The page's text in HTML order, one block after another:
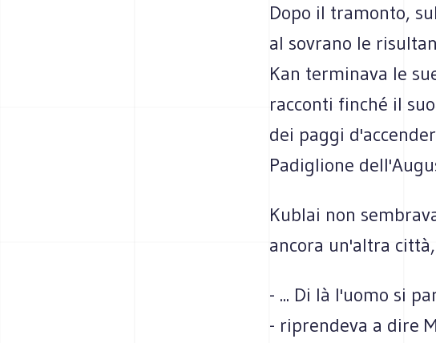
Dopo il tramonto,
al sovrano le
Kan terminava le
racconti finché il
dei paggi
Padiglione
Kublai non
ancora un'altra
- ... Di là l'uomo si
- riprendeva a dire